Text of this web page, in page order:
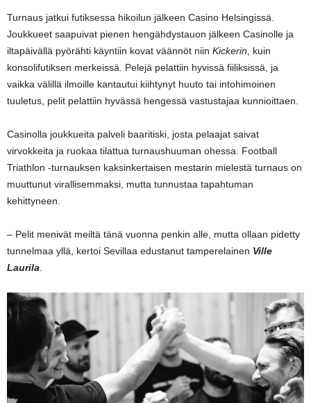
Turnaus jatkui futiksessa hikoilun jälkeen Casino Helsingissä.
Joukkueet saapuivat pienen hengähdystauon jälkeen Casinolle ja
iltapäivällä pyörähti käyntiin kovat väännöt niin Kickerin , kuin
konsolifutiksen merkeissä. Pelejä pelattiin hyvissä fiiliksissä, ja
vaikka välillä ilmoille kantautui kiihtynyt huuto tai intohimoinen
tuuletus, pelit pelattiin hyvässä hengessä vastustajaa kunnioittaen.
Casinolla joukkueita palveli baaritiski, josta pelaajat saivat
virvokkeita ja ruokaa tilattua turnaushuuman ohessa. Football
Triathlon -turnauksen kaksinkertaisen mestarin mielestä turnaus on
muuttunut virallisemmaksi, mutta tunnustaa tapahtuman
kehittyneen.
– Pelit menivät meiltä tänä vuonna penkin alle, mutta ollaan pidetty
tunnelmaa yllä, kertoi Sevillaa edustanut tamperelainen Ville
Laurila